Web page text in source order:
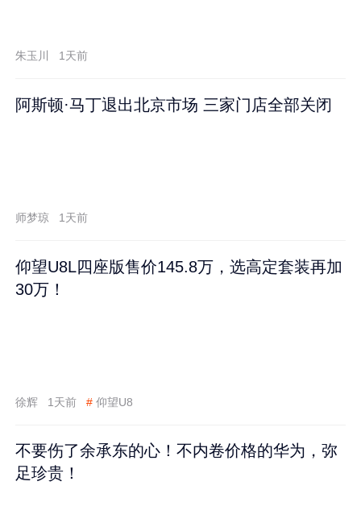
朱玉川 1天前
阿斯顿·马丁退出北京市场 三家门店全部关闭
师梦琼 1天前
仰望U8L四座版售价145.8万，选高定套装再加
30万！
徐辉 1天前 # 仰望U8
不要伤了余承东的心！不内卷价格的华为，弥
足珍贵！